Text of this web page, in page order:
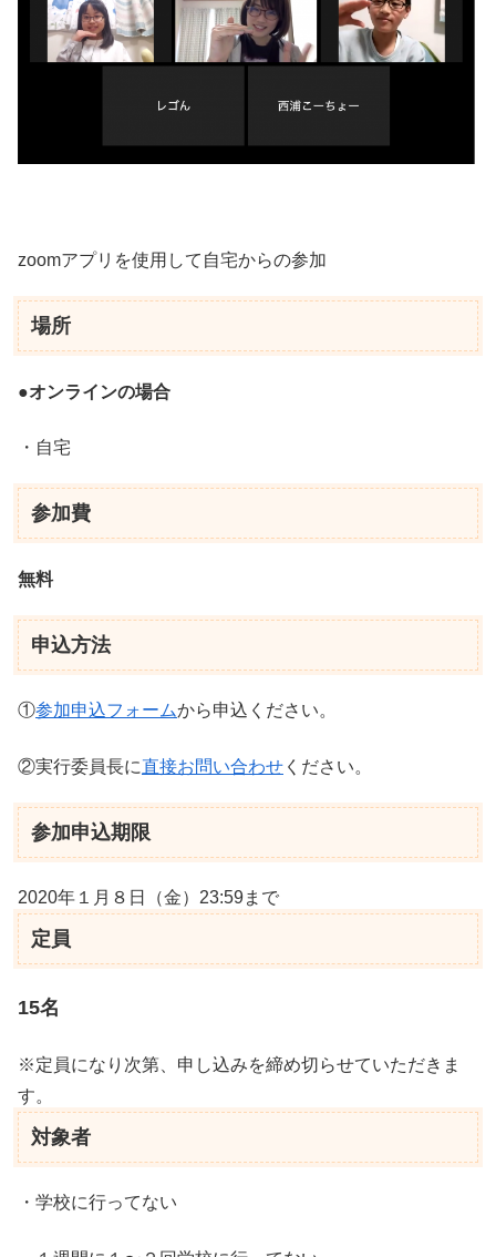
zoomアプリを使用して自宅からの参加
場所
●オンラインの場合
・自宅
参加費
無料
申込方法
①参加申込フォームから申込ください。
②実行委員長に直接お問い合わせ ください。
参加申込期限
2020年１月８日（金）23:59まで
定員
15名
※定員になり次第、申し込みを締め切らせていただきま
す。
対象者
・学校に行ってない